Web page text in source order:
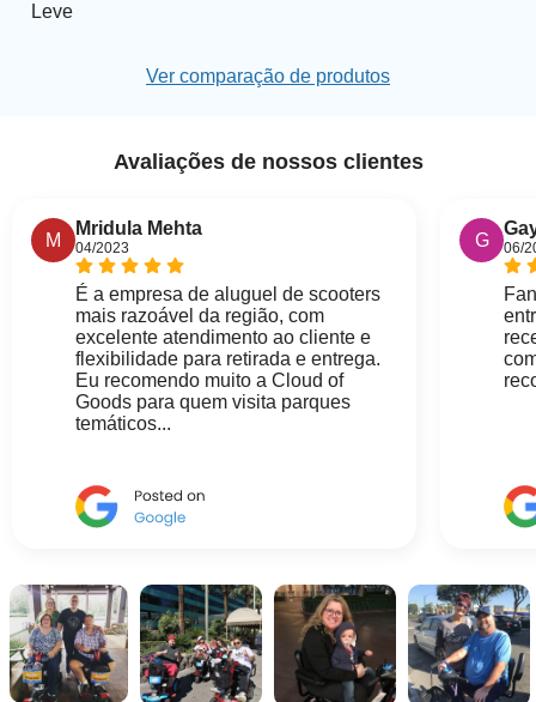
Leve
Ver comparação de produtos
Avaliações de nossos clientes
M
Mridula Mehta
04/2023
É a empresa de aluguel de scooters
mais razoável da região, com
excelente atendimento ao cliente e
flexibilidade para retirada e entrega.
Eu recomendo muito a Cloud of
Goods para quem visita parques
temáticos...
G 06/